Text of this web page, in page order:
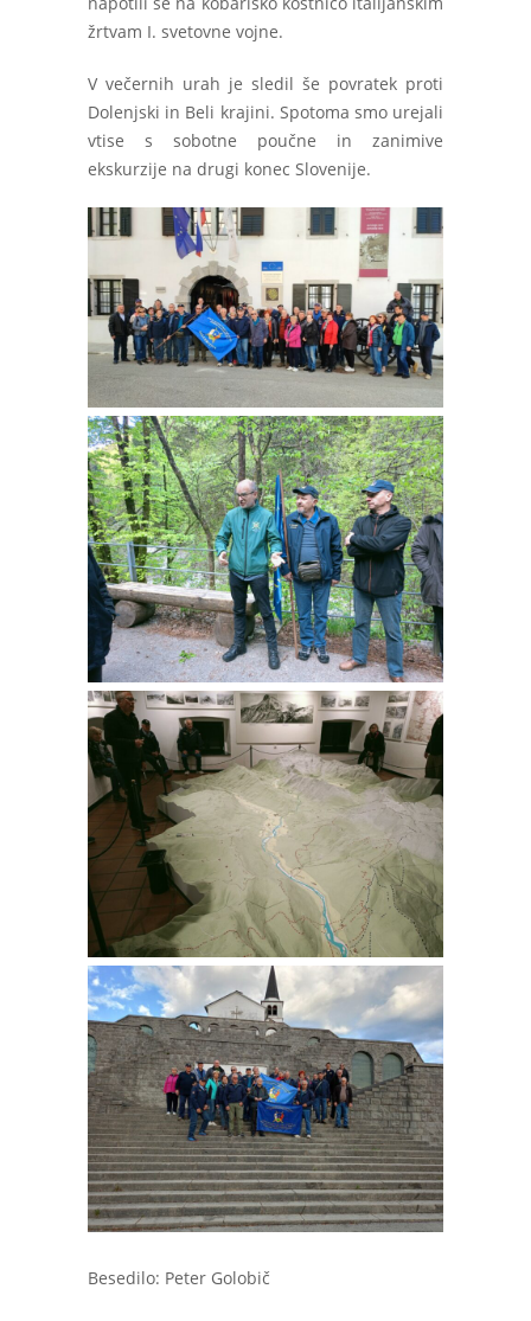
žrtvam I. svetovne vojne.
V večernih urah je sledil še povratek proti
Dolenjski in Beli krajini. Spotoma smo urejali
vtise s sobotne poučne in zanimive
ekskurzije na drugi konec Slovenije.
Besedilo: Peter Golobič